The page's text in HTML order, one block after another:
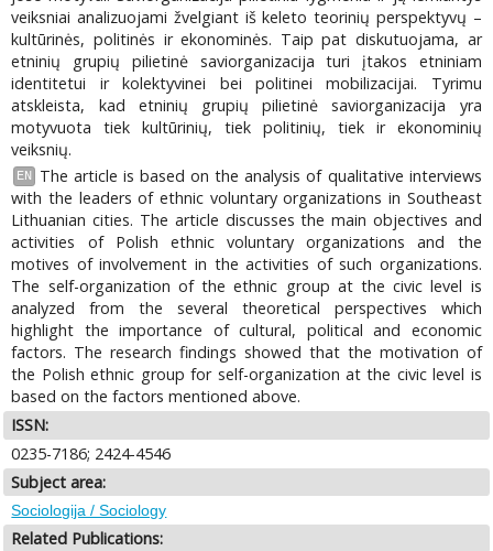
veiksniai analizuojami žvelgiant iš keleto teorinių perspektyvų –
kultūrinės, politinės ir ekonominės. Taip pat diskutuojama, ar
etninių grupių pilietinė saviorganizacija turi įtakos etniniam
identitetui ir kolektyvinei bei politinei mobilizacijai. Tyrimu
atskleista, kad etninių grupių pilietinė saviorganizacija yra
motyvuota tiek kultūrinių, tiek politinių, tiek ir ekonominių
veiksnių.
EN
The article is based on the analysis of qualitative interviews
with the leaders of ethnic voluntary organizations in Southeast
Lithuanian cities. The article discusses the main objectives and
activities of Polish ethnic voluntary organizations and the
motives of involvement in the activities of such organizations.
The self-organization of the ethnic group at the civic level is
analyzed from the several theoretical perspectives which
highlight the importance of cultural, political and economic
factors. The research findings showed that the motivation of
the Polish ethnic group for self-organization at the civic level is
based on the factors mentioned above.
ISSN:
0235-7186; 2424-4546
Subject area:
Sociologija / Sociology
Related Publications: